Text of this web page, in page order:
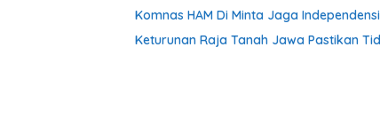
Komnas HAM Di Minta Jaga
Keturunan Raja Tanah Jawa Pastikan